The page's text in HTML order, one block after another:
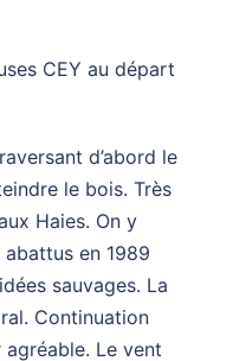
CEY au départ
d’abord le
le bois. Très
Haies. On y
en 1989
sauvages. La
Continuation
Le vent